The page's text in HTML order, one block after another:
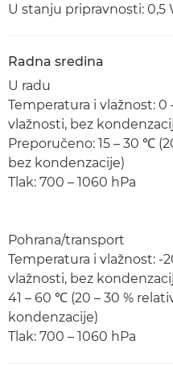
U stanju pripravnosti: 0,5
Radna sredina
U radu
Temperatura i vlažnost: 0
vlažnosti, bez
Preporučeno: 15 – 30 ℃
bez kondenzacije)
Tlak: 700 – 1060 hPa
Pohrana/transport
Temperatura i vlažnost: -
vlažnosti, bez
41 – 60 ℃ (20 – 30 %
kondenzacije)
Tlak: 700 – 1060 hPa